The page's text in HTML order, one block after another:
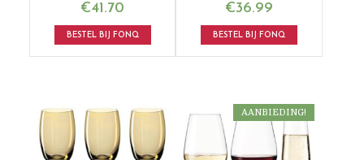
€41.70
BESTEL BIJ FONQ
€36.99
BESTEL BIJ FONQ
AANBIEDING!